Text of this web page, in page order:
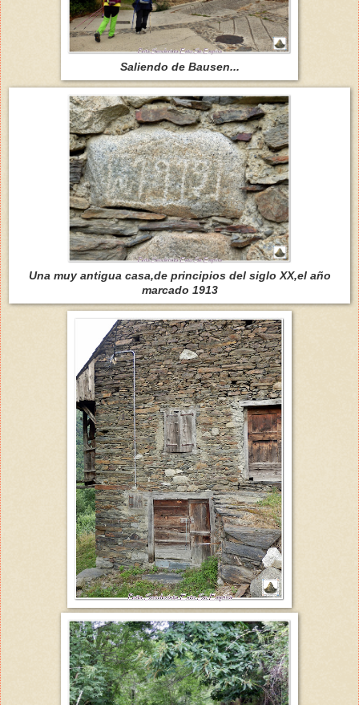
Saliendo de Bausen...
Una muy antigua casa,de principios del siglo XX,el año
marcado 1913